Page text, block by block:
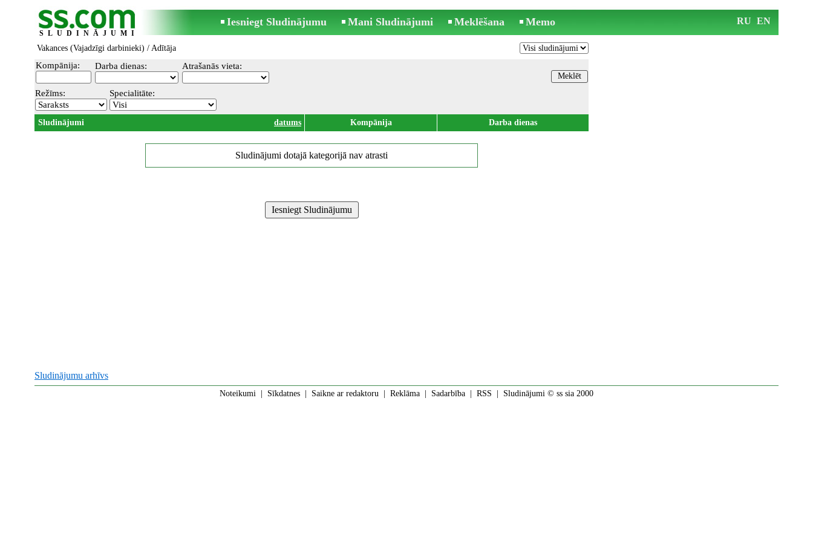
SLUDINĀJUMI
Iesniegt Sludinājumu Mani Sludinājumi Meklēšana Memo RU EN
Vakances (Vajadzīgi darbinieki) / Adītāja
Kompānija: Darba dienas: Atrašanās vieta:
Režīms: Specialitāte:
Sludinājumi datums Kompānija Darba dienas
Sludinājumi dotajā kategorijā nav atrasti
Sludinājumu arhīvs
Noteikumi Sīkdatnes Saikne ar redaktoru Reklāma Sadarbība RSS | Sludinājumi © ss sia 2000